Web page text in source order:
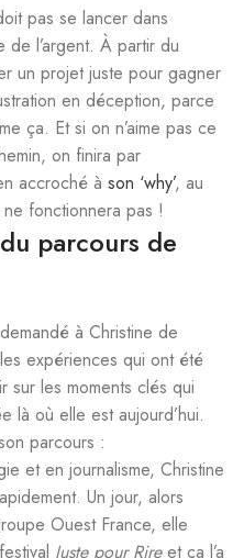
pas se lancer dans
de l’argent. À partir du
un projet juste pour gagner
en déception, parce
ça. Et si on n’aime pas ce
on finira par
accroché à son ‘why’, au
fonctionnera pas !
parcours de
à Christine de
expériences qui ont été
sur les moments clés qui
là où elle est aujourd’hui.
parcours :
et en journalisme, Christine
Un jour, alors
Ouest France, elle
Juste pour Rireet ça l’a